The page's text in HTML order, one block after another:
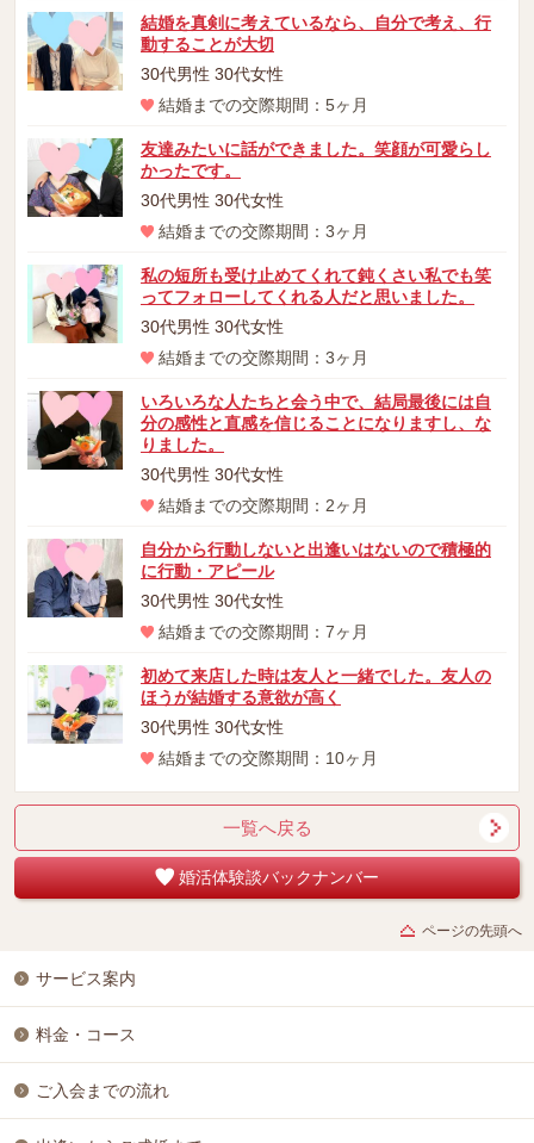
結婚を真剣に考えているなら、自分で考え、行
動することが大切
30代男性 30代女性
結婚までの交際期間：5ヶ月
友達みたいに話ができました。笑顔が可愛らし
かったです。
30代男性 30代女性
結婚までの交際期間：3ヶ月
私の短所も受け止めてくれて鈍くさい私でも笑
ってフォローしてくれる人だと思いました。
30代男性 30代女性
結婚までの交際期間：3ヶ月
いろいろな人たちと会う中で、結局最後には自
分の感性と直感を信じることになりますし、な
りました。
30代男性 30代女性
結婚までの交際期間：2ヶ月
自分から行動しないと出逢いはないので積極的
に行動・アピール
30代男性 30代女性
結婚までの交際期間：7ヶ月
初めて来店した時は友人と一緒でした。友人の
ほうが結婚する意欲が高く
30代男性 30代女性
結婚までの交際期間：10ヶ月
一覧へ戻る
婚活体験談バックナンバー
ページの先頭へ
サービス案内
料金・コース
ご入会までの流れ